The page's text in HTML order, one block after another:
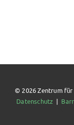
© 2026 Zentrum
Datenschutz |